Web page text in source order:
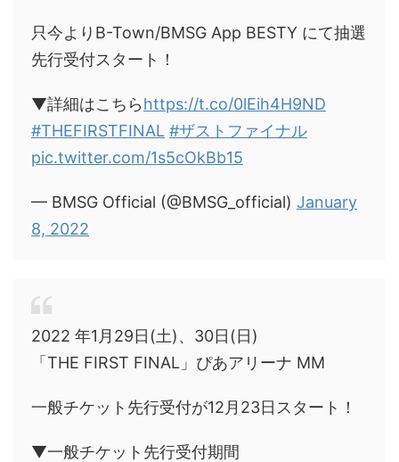
只今よりB-Town/BMSG App BESTY にて抽選
先行受付スタート！
▼詳細はこちらhttps://t.co/0lEih4H9ND
#THEFIRSTFINAL #ザストファイナル
pic.twitter.com/1s5cOkBb15
— BMSG Official (@BMSG_official) January
8, 2022
2022 年1月29日(土)、30日(日)
「THE FIRST FINAL」ぴあアリーナ MM
一般チケット先行受付が12月23日スタート！
▼一般チケット先行受付期間